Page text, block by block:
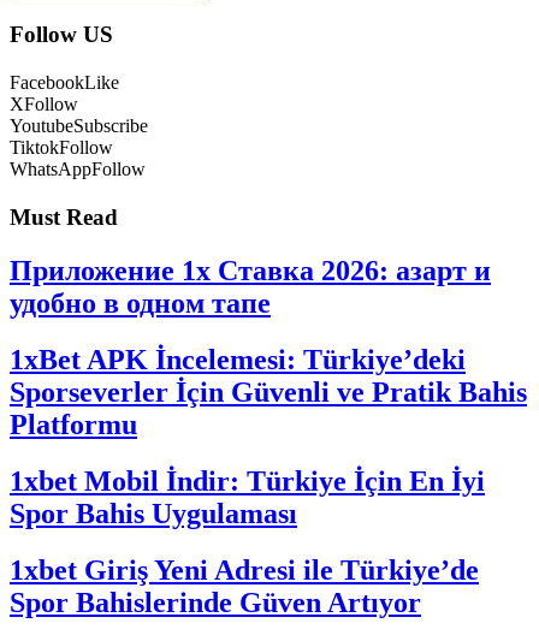
Follow US
FacebookLike
XFollow
YoutubeSubscribe
TiktokFollow
WhatsAppFollow
Must Read
Приложение 1x Ставка 2026: азарт и
удобно в одном тапе
1xBet APK İncelemesi: Türkiye’deki
Sporseverler İçin Güvenli ve Pratik Bahis
Platformu
1xbet Mobil İndir: Türkiye İçin En İyi
Spor Bahis Uygulaması
1xbet Giriş Yeni Adresi ile Türkiye’de
Spor Bahislerinde Güven Artıyor